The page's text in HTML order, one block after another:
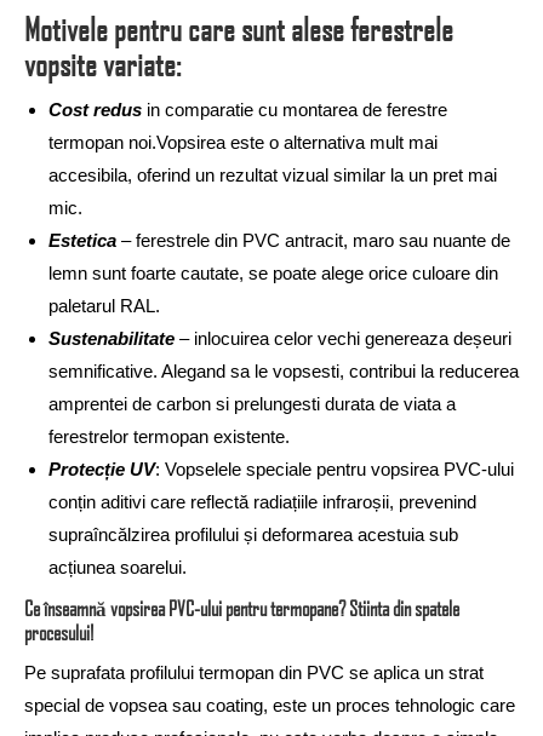
Motivele pentru care sunt alese ferestrele
vopsite variate:
Cost redus in comparatie cu montarea de ferestre
termopan noi.Vopsirea este o alternativa mult mai
accesibila, oferind un rezultat vizual similar la un pret mai
mic.
Estetica – ferestrele din PVC antracit, maro sau nuante de
lemn sunt foarte cautate, se poate alege orice culoare din
paletarul RAL.
Sustenabilitate – inlocuirea celor vechi genereaza deșeuri
semnificative. Alegand sa le vopsesti, contribui la reducerea
amprentei de carbon si prelungesti durata de viata a
ferestrelor termopan existente.
Protecție UV: Vopselele speciale pentru vopsirea PVC-ului
conțin aditivi care reflectă radiațiile infraroșii, prevenind
supraîncălzirea profilului și deformarea acestuia sub
acțiunea soarelui.
Ce înseamnă vopsirea PVC-ului pentru termopane? Stiinta din spatele
procesului!
Pe suprafata profilului termopan din PVC se aplica un strat
special de vopsea sau coating, este un proces tehnologic care